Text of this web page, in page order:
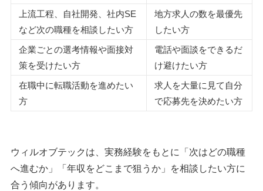
上流工程、自社開発、社内SE
など次の職種を相談したい方
地方求人の数を最優先
したい方
企業ごとの選考情報や面接対
策を受けたい方
電話や面談をできるだ
け避けたい方
在職中に転職活動を進めたい
方
求人を大量に見て自分
で応募先を決めたい方
ウィルオブテックは、実務経験をもとに「次はどの職種
へ進むか」「年収をどこまで狙うか」を相談したい方に
合う傾向があります。